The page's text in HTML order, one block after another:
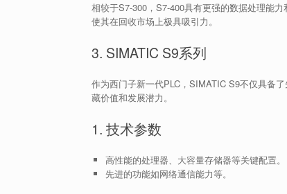
相较于S7-300，S7-400具有更强的数据处理能
使其在回收市场上极具吸引力。
3. SIMATIC S9系列
作为西门子新一代PLC，SIMATIC S9不仅具备
藏价值和发展潜力。
1. 技术参数
高性能的处理器、大容量存储器等关键配置。
先进的功能如网络通信能力等。